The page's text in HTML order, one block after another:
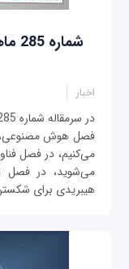
اخبار
فصل هوش مصنوعی،
می‌کنیم، در فصل
می‌شوید، در فصل
هیبریدی برای